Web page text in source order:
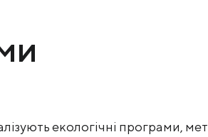
екологічні програми,